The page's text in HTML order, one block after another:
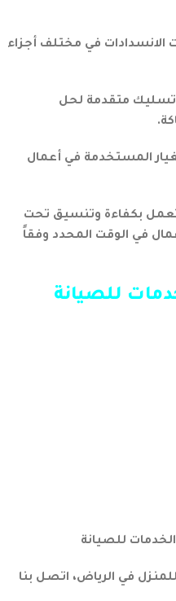
الانسدادات في مختلف أجزاء
تسليك متقدمة لحل
المستخدمة في أعمال
بكفاءة وتنسيق تحت
في الوقت المحدد وفقاً
للصيانة
للصيانة
في الرياض، اتصل بنا